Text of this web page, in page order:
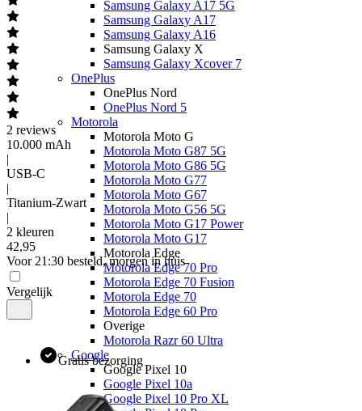
Samsung Galaxy A17 5G
Samsung Galaxy A17
Samsung Galaxy A16
Samsung Galaxy X
Samsung Galaxy Xcover 7
OnePlus
OnePlus Nord
OnePlus Nord 5
Motorola
Motorola Moto G
Motorola Moto G87 5G
Motorola Moto G86 5G
Motorola Moto G77
Motorola Moto G67
Motorola Moto G56 5G
Motorola Moto G17 Power
Motorola Moto G17
Motorola Edge
Motorola Edge 70 Pro
Motorola Edge 70 Fusion
Motorola Edge 70
Motorola Edge 60 Pro
Overige
Motorola Razr 60 Ultra
Google
Google Pixel 10
Google Pixel 10a
Google Pixel 10 Pro XL
2 reviews
10.000 mAh
|
USB-C
|
Titanium-Zwart
|
2 kleuren
42,95
Voor 21:30 besteld, morgen in huis
Vergelijk
Gratis bezorging